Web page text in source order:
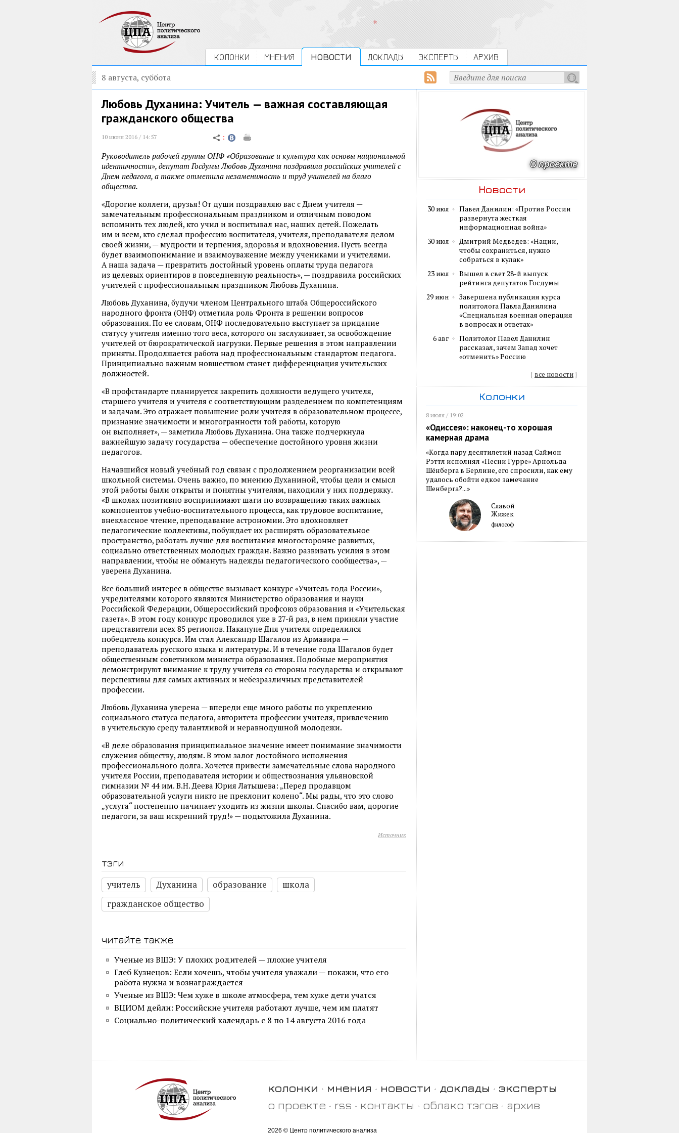
КОЛОНКИ МНЕНИЯ НОВОСТИ ДОКЛАДЫ ЭКСПЕРТЫ АРХИВ
8 августа, суббота
Любовь Духанина: Учитель — важная составляющая
гражданского общества
10 июня 2016 / 14:57
Руководитель рабочей группы ОНФ «Образование и культура как основы национальной
идентичности», депутат Госдумы Любовь Духанина поздравила российских учителей с
Днем педагога, а также отметила незаменимость и труд учителей на благо
общества.
«Дорогие коллеги, друзья! От души поздравляю вас с Днем учителя —
замечательным профессиональным праздником и отличным поводом
вспомнить тех людей, кто учил и воспитывал нас, наших детей. Пожелать
им и всем, кто сделал профессию воспитателя, учителя, преподавателя делом
своей жизни, — мудрости и терпения, здоровья и вдохновения. Пусть всегда
будет взаимопонимание и взаимоуважение между учениками и учителями.
А наша задача — превратить достойный уровень оплаты труда педагога
из целевых ориентиров в повседневную реальность», — поздравила российских
учителей с профессиональным праздником Любовь Духанина.
Любовь Духанина, будучи членом Центрального штаба Общероссийского
народного фронта (ОНФ) отметила роль Фронта в решении вопросов
образования. По ее словам, ОНФ последовательно выступает за придание
статусу учителя именно того веса, которого он заслуживает, за освобождение
учителей от бюрократической нагрузки. Первые решения в этом направлении
приняты. Продолжается работа над профессиональным стандартом педагога.
Принципиально важным новшеством станет дифференциация учительских
должностей.
«В профстандарте планируется закрепить должности ведущего учителя,
старшего учителя и учителя с соответствующим разделением по компетенциям
и задачам. Это отражает повышение роли учителя в образовательном процессе,
признание значимости и многогранности той работы, которую
он выполняет», — заметила Любовь Духанина. Она также подчеркнула
важнейшую задачу государства — обеспечение достойного уровня жизни
педагогов.
Начавшийся новый учебный год связан с продолжением реорганизации всей
школьной системы. Очень важно, по мнению Духаниной, чтобы цели и смысл
этой работы были открыты и понятны учителям, находили у них поддержку.
«В школах позитивно воспринимают шаги по возвращению таких важных
компонентов учебно-воспитательного процесса, как трудовое воспитание,
внеклассное чтение, преподавание астрономии. Это вдохновляет
педагогические коллективы, побуждает их расширять образовательное
пространство, работать лучше для воспитания многосторонне развитых,
социально ответственных молодых граждан. Важно развивать усилия в этом
направлении, чтобы не обмануть надежды педагогического сообщества», —
уверена Духанина.
Все больший интерес в обществе вызывает конкурс «Учитель года России»,
учредителями которого являются Министерство образования и науки
Российской Федерации, Общероссийский профсоюз образования и «Учительская
газета». В этом году конкурс проводился уже в 27-й раз, в нем приняли участие
представители всех 85 регионов. Накануне Дня учителя определился
победитель конкурса. Им стал Александр Шагалов из Армавира —
преподаватель русского языка и литературы. И в течение года Шагалов будет
общественным советником министра образования. Подобные мероприятия
демонстрируют внимание к труду учителя со стороны государства и открывают
перспективы для самых активных и небезразличных представителей
профессии.
Любовь Духанина уверена — впереди еще много работы по укреплению
социального статуса педагога, авторитета профессии учителя, привлечению
в учительскую среду талантливой и неравнодушной молодежи.
«В деле образования принципиальное значение имеет понимание значимости
служения обществу, людям. В этом залог достойного исполнения
профессионального долга. Хочется привести замечательные слова народного
учителя России, преподавателя истории и обществознания ульяновской
гимназии № 44 им. В.Н. Деева Юрия Латышева: „Перед продавцом
образовательной услуги никто не преклонит колено“. Мы рады, что это слово
„услуга“ постепенно начинает уходить из жизни школы. Спасибо вам, дорогие
педагоги, за ваш искренний труд!» — подытожила Духанина.
Источник
тэги
учитель
Духанина образование
школа
гражданское общество
читайте также
Ученые из ВШЭ: У плохих родителей — плохие учителя
Глеб Кузнецов: Если хочешь, чтобы учителя уважали — покажи, что его
работа нужна и вознаграждается
Ученые из ВШЭ: Чем хуже в школе атмосфера, тем хуже дети учатся
ВЦИОМ дейли: Российские учителя работают лучше, чем им платят
Социально-политический календарь с 8 по 14 августа 2016 года
Новости
30 июл
Павел Данилин: «Против России
развернута жесткая
информационная война»
30 июл
Дмитрий Медведев: «Нации,
чтобы сохраниться, нужно
собраться в кулак»
23 июл
Вышел в свет 28-й выпуск
рейтинга депутатов Госдумы
29 июн
Завершена публикация курса
политолога Павла Данилина
«Специальная военная операция
в вопросах и ответах»
6 авг
Политолог Павел Данилин
рассказал, зачем Запад хочет
«отменить» Россию
{ все новости}
Колонки
8 июля / 19:02
«Одиссея»: наконец-то хорошая
камерная драма
«Когда пару десятилетий назад Саймон
Рэттл исполнял «Песни Гурре» Арнольда
Шёнберга в Берлине, его спросили, как ему
удалось обойти едкое замечание
Шенберга?...»
Славой
Жижек
философ
колонки мнения новости доклады
эксперты
о проекте
rss контакты облако тэгов архив
2026 © Центр политического анализа